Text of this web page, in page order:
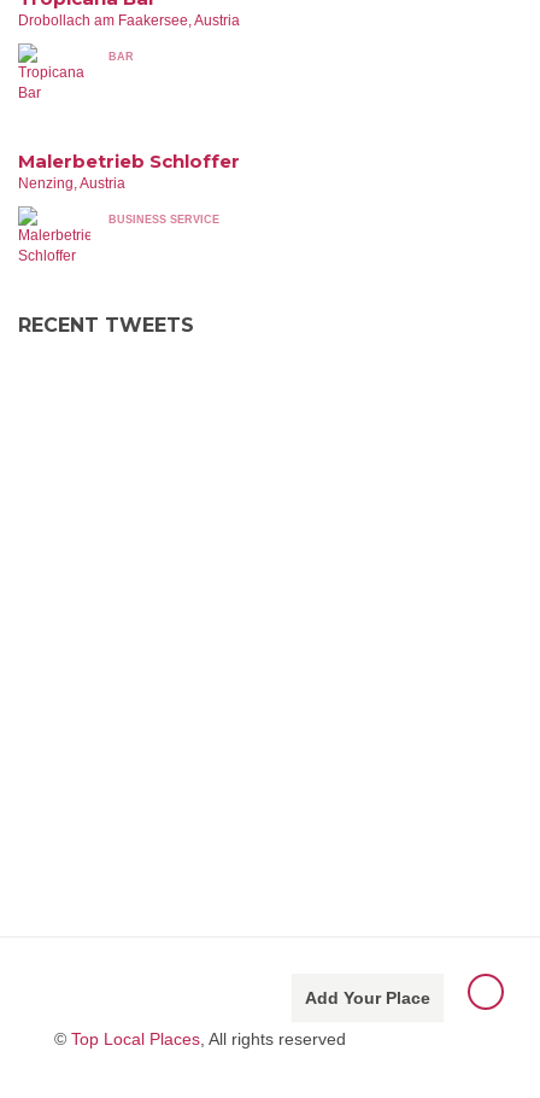
Drobollach am Faakersee, Austria
BAR
Malerbetrieb Schloffer
Nenzing, Austria
BUSINESS SERVICE
RECENT TWEETS
Add Your Place
© Top Local Places , All rights reserved